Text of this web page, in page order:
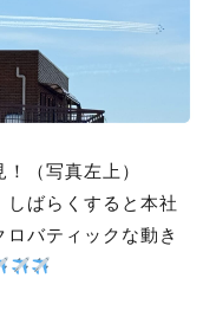
（写真左上）
しばらくすると本社
バティックな動き